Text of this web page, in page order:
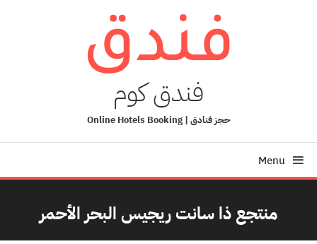
فندق كوم
حجز فنادق | Online Hotels Booking
Menu
منتجع ذا سانت ريجيس البحر الأحمر